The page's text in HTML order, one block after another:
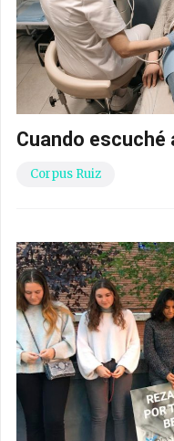
Cuando escuché
Corpus Ruiz